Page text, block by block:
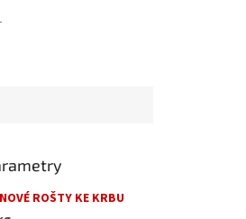
ROŠTY KE KRBU